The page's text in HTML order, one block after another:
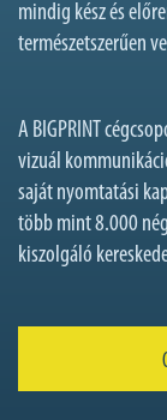
mindig kész és
természetszerűen
A BIGPRINT
vizuál
saját nyomtatási
több mint 8.000
kiszolgáló